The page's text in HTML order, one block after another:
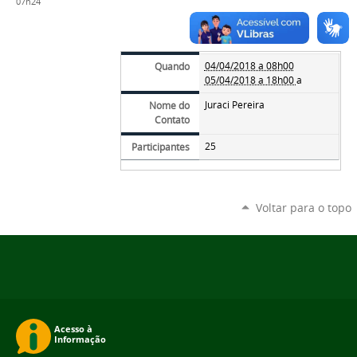
Quando
04/04/2018 a 08h00
05/04/2018 a 18h00a
Nome do
Contato
Juraci Pereira
Participantes 25
Voltar para o topo